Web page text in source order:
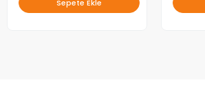
Sepete Ekle